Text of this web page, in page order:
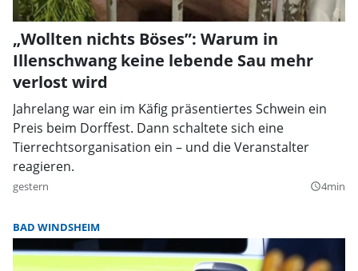
„Wollten nichts Böses”: Warum in
Illenschwang keine lebende Sau mehr
verlost wird
Jahrelang war ein im Käfig präsentiertes Schwein ein
Preis beim Dorffest. Dann schaltete sich eine
Tierrechtsorganisation ein – und die Veranstalter
reagieren.
gestern query_builder4min
BAD WINDSHEIM